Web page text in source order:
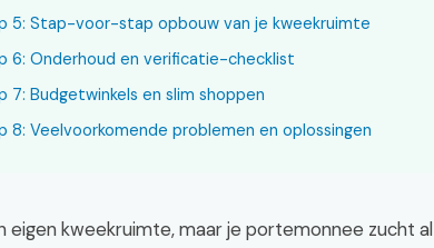
5: Stap-voor-stap opbouw van je kweekruimte
6: Onderhoud en verificatie-checklist
7: Budgetwinkels en slim shoppen
8: Veelvoorkomende problemen en oplossingen
eigen kweekruimte, maar je portemonnee zucht